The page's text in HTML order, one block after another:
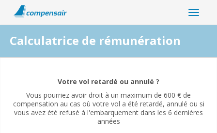
Calculatrice de rémunération
coronavirus ?
Oui Non
Votre vol retardé ou annulé ?
Vous pourriez avoir droit à un maximum de 600 € de
compensation au cas où votre vol a été retardé, annulé ou si
vous avez été refusé à l'embarquement dans les 6 dernières
années